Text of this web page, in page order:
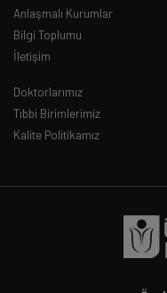
Anlaşmalı Kurumlar
Bilgi Toplumu
İletişim
Doktorlarımız
Tıbbi Birimlerimiz
Kalite Politikamız